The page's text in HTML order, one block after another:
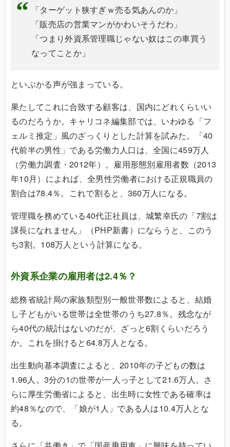
「ターゲット狭すぎｗ売る気あんのか」
「販売店の営業マンがかわいそうだわ」
「つまり外資系管理職じゃない奴はこの車買う
なってことか」
といぶかる声が強まっている。
果たしてこれに合致する顧客は、国内にどれくらいい
るのだろうか。キャリコネ編集部では、いわゆる「フ
ェルミ推定」風のざっくりとした計算を試みた。「40
代前半の男性」である労働力人口は、全国に459万人
（労働力調査・2012年）。雇用形態別雇用者数（2013
年10月）によれば、全男性労働者における正規職員の
割合は78.4％。これで割ると、360万人になる。
管理職を務めている40代正社員は、城繁幸氏の「7割は
課長になれません」（PHP新書）にならうと、このう
ち3割。108万人という計算になる。
外資系企業の雇用者は2.4％？
総務省統計局の家族類型別一般世帯数によると、結婚
し子どもがいる世帯は全世帯のうち27.8％。残念なが
ら40代の統計はないのだが、ざっと6割くらいだろう
か。これを掛けると64.8万人となる。
出生動向基本調査によると、2010年の子どもの数は
1.96人。3分の1の世帯が一人っ子として21.6万人。さ
らに厚生労働省によると、出生時に女性である確率は
約48％なので、「娘が1人」である人は10.4万人とな
る。